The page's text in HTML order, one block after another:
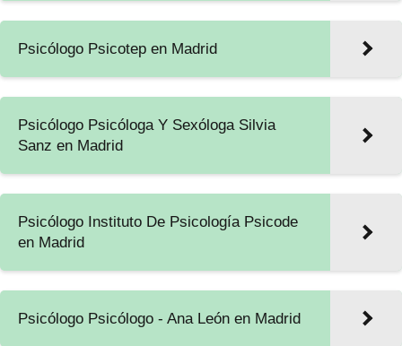
Psicólogo Psicotep en Madrid
Psicólogo Psicóloga Y Sexóloga Silvia
Sanz en Madrid
Psicólogo Instituto De Psicología Psicode
en Madrid
Psicólogo Psicólogo - Ana León en Madrid